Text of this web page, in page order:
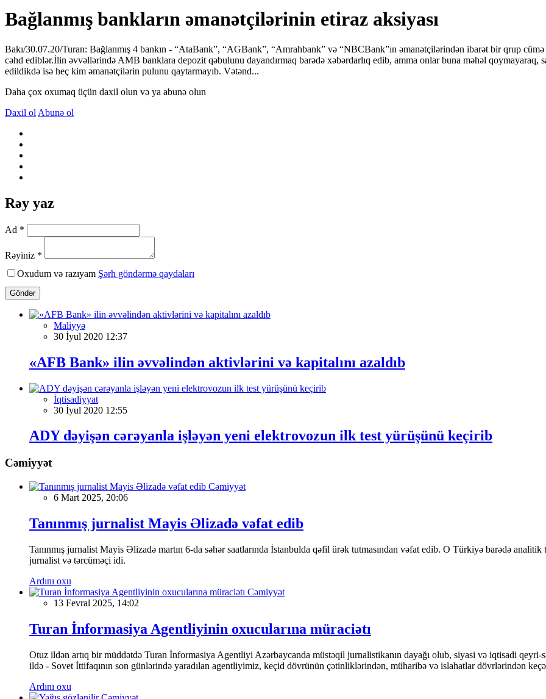
Bağlanmış bankların əmanətçilərinin etiraz aksiyası
Bakı/30.07.20/Turan: Bağlanmış 4 bankın - “AtaBank”, “AGBank”, “Amrahbank” və “NBCBank”ın əmanətçilərindən ibarət bir qrup cümə
cəhd ediblər.İlin əvvəllərində AMB banklara depozit qəbulunu dayandırmaq barədə xəbərdarlıq edib, amma onlar buna məhəl
edildikdə isə heç kim əmanətçilərin pulunu qaytarmayıb. Vətənd...
Daha çox oxumaq üçün daxil olun və ya abunə olun
Daxil ol Abunə ol
Rəy yaz
Ad *
Rəyiniz *
Oxudum və razıyam Şərh göndərmə qaydaları
Göndər
Maliyyə
30 İyul 2020 12:37
«AFB Bank» ilin əvvəlindən aktivlərini və kapitalını azaldıb
İqtisadiyyat
30 İyul 2020 12:55
ADY dəyişən cərəyanla işləyən yeni elektrovozun ilk test yürüşünü keçirib
Cəmiyyət
Cəmiyyət
6 Mart 2025, 20:06
Tanınmış jurnalist Mayis Əlizadə vəfat edib
Tanınmış jurnalist Mayis Əlizadə martın 6-da səhər saatlarında İstanbulda qəfil ürək tutmasından vəfat edib. O Türkiyə barədə
jurnalist və tərcüməçi idi.
Ardını oxu
Cəmiyyət
13 Fevral 2025, 14:02
Turan İnformasiya Agentliyinin oxucularına müraciətı
Otuz ildən artıq bir müddətdə Turan İnformasiya Agentliyi Azərbaycanda müstəqil jurnalistikanın dayağı olub, siyasi və iqtisadi
ildə - Sovet İttifaqının son günlərində yaradılan agentliyimiz, keçid dövrünün çətinliklərindən, müharibə və islahatlar dövrlərindən
Ardını oxu